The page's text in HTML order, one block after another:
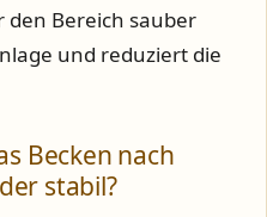
den Bereich sauber
und reduziert die
Becken nach
stabil?